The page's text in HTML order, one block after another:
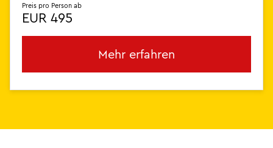
Preis pro Person ab
EUR 495
Mehr erfahren